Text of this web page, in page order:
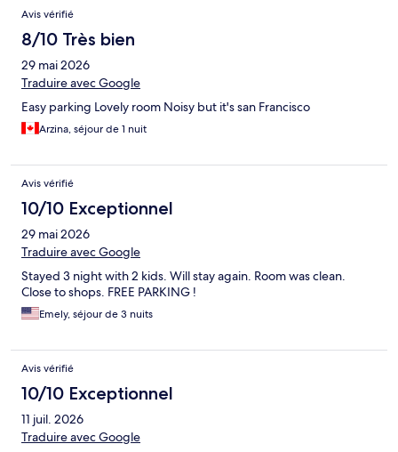
Avis vérifié
8/10 Très bien
29 mai 2026
Traduire avec Google
Easy parking Lovely room Noisy but it's san Francisco
Arzina, séjour de 1 nuit
Avis vérifié
10/10 Exceptionnel
29 mai 2026
Traduire avec Google
Stayed 3 night with 2 kids. Will stay again. Room was clean.
Close to shops. FREE PARKING !
Emely, séjour de 3 nuits
Avis vérifié
10/10 Exceptionnel
11 juil. 2026
Traduire avec Google